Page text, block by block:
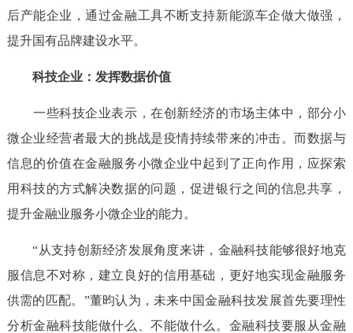
后产能企业，通过金融工具不断支持新能源车企做大做强，
提升国有品牌建设水平。
科技企业：发挥数据价值
一些科技企业表示，在创新经济的市场主体中，部分小
微企业经营者最大的挑战是疫情持续带来的冲击。而数据与
信息的价值在金融服务小微企业中起到了正向作用，应探索
用科技的方式解决数据的问题，促进银行之间的信息共享，
提升金融业服务小微企业的能力。
“从支持创新经济发展角度来讲，金融科技能够很好地克
服信息不对称，建立良好的信用基础，更好地实现金融服务
供需的匹配。”董昀认为，未来中国金融科技发展首先要理性
分析金融科技能做什么、不能做什么。金融科技要服从金融